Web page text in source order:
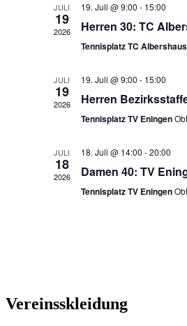
JULI
19
2026
19. Juli @ 9:00 - 15:00
Herren 30: TC
Tennisplatz TC
JULI
19
2026
19. Juli @ 9:00 - 15:00
Herren
Tennisplatz TV Eningen
JULI
18
2026
18. Juli @ 14:00 -20:00
Damen 40: TV
Tennisplatz TV Eningen
Vereinsskleidung